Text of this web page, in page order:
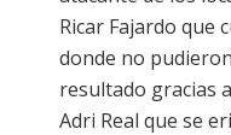
Ricar Fajardo que
donde no
resultado gracias
Adri Real que se